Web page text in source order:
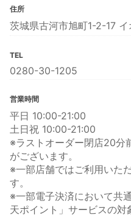
住所
茨城県古河市旭町1-2-17
TEL
0280-30-1205
営業時間
平日 10:00-21:00
土日祝 10:00-21:00
※ラストオーダー閉店20分
がございます。
※一部店舗ではご利用いた
す。
※一部電子決済において共
天ポイント」サービスの対